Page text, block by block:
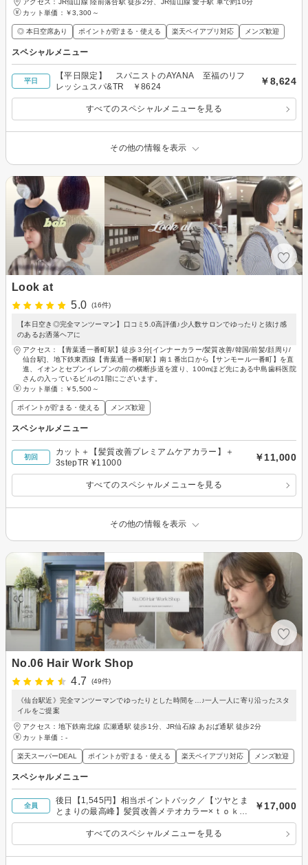
アクセス：JR仙山線 陸前落合駅 徒歩2分、JR仙山線 愛子駅 車で約10分
カット単価： ￥3,300～
◎ 本日空席あり ポイントが貯まる・使える 楽天ペイアプリ対応 メンズ歓迎
スペシャルメニュー
平日
【平日限定】 スパニストのAYANA 至福のリフ
レッシュスパ&TR ￥8624
￥8,624
すべてのスペシャルメニューを見る
その他の情報を表示
Look at
5.0
(16件)
【本日空き◎完全マンツーマン】口コミ5.0高評価♪少人数サロンでゆったりと抜け感
のあるお洒落ヘアに
アクセス：【青葉通一番町駅】徒歩３分[インナーカラー/髪質改善/韓国/前髪/顔周り/
仙台駅]、地下鉄東西線【青葉通一番町駅】南１番出口から【サンモール一番町】を直
進、イオンとセブンイレブンの前の横断歩道を渡り、100mほど先にある中島歯科医院
さんの入っているビルの1階にございます。
カット単価： ￥5,500～
ポイントが貯まる・使える メンズ歓迎
スペシャルメニュー
初回
カット＋【髪質改善プレミアムケアカラー】＋
3stepTR ¥11000
￥11,000
すべてのスペシャルメニューを見る
その他の情報を表示
No.06 Hair Work Shop
4.7
(49件)
《仙台駅近》完全マンツーマンでゆったりとした時間を…♪一人一人に寄り沿ったスタ
イルをご提案
アクセス：地下鉄南北線 広瀬通駅 徒歩1分、JR仙石線 あおば通駅 徒歩2分
カット単価： -
楽天スーパーDEAL ポイントが貯まる・使える 楽天ペイアプリ対応 メンズ歓迎
スペシャルメニュー
全員
後日【1,545円】相当ポイントバック／【ツヤとま
とまりの最高峰】髪質改善メテオカラー×ｔｏｋｉ
ｏＴｒ×カット
￥17,000
すべてのスペシャルメニューを見る